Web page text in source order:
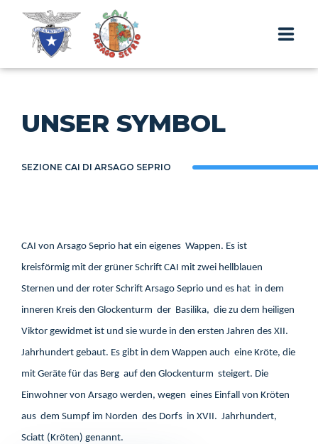
DIE HÜTTE
DE
UNSER SYMBOL
SEZIONE CAI DI ARSAGO SEPRIO
CAI von Arsago Seprio hat ein eigenes Wappen. Es ist
kreisförmig mit der grüner Schrift CAI mit zwei hellblauen
Sternen und der roter Schrift Arsago Seprio und es hat in dem
inneren Kreis den Glockenturm der Basilika, die zu dem heiligen
Viktor gewidmet ist und sie wurde in den ersten Jahren des XII.
Jahrhundert gebaut. Es gibt in dem Wappen auch eine Kröte, die
mit Geräte für das Berg auf den Glockenturm steigert. Die
Einwohner von Arsago werden, wegen eines Einfall von Kröten
aus dem Sumpf im Norden des Dorfs in XVII. Jahrhundert,
Sciatt (Kröten) genannt.